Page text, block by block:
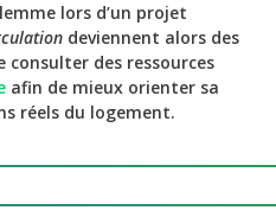
lors d’un projet
deviennent alors des
des ressources
afin de mieux orienter sa
réels du logement.